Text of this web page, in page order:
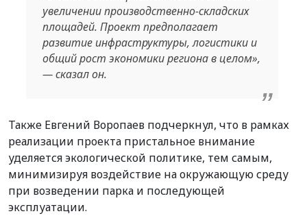
увеличении производственно-складских
площадей. Проект предполагает
развитие инфраструктуры, логистики и
общий рост экономики региона в целом»,
— сказал он.
Также Евгений Воропаев подчеркнул, что в рамках
реализации проекта пристальное внимание
уделяется экологической политике, тем самым,
минимизируя воздействие на окружающую среду
при возведении парка и последующей
эксплуатации.